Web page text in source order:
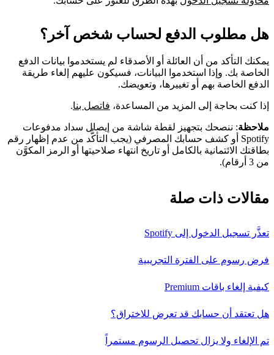
هل مطلوب الدفع لحساب شخص آخر؟
يمكنك التأكد من أن العائلة أو الأصدقاء لم يستخدموا بيانات الدفع
الخاصة بك. وإذا استخدموا البيانات، فسيكون عليهم إلغاء طريقة
الدفع الخاصة بهم أو تغييرها، وتعويضك.
إذا كنت بحاجة إلى المزيد من المساعدة، فاتصل بنا.
ملاحظة: ننصحك بتجهيز لقطة شاشة من إيصال سداد مدفوعات
Spotify أو كشف حسابك المصرفي (يجب التأكُّد من عدم إظهار رقم
بطاقتك الائتمانية بالكامل أو تاريخ انتهاء صلاحيتها أو الرمز المكوَّن
من 3 أرقام).
مقالات ذات صلة
تعذَّر تسجيل الدخول إلى Spotify
فرض رسوم على الفترة التجريبية
كيفية إلغاء باقات Premium
هل تعتقد أن حسابك قد تعرض للاختراق؟
تم الإلغاء ولا يزال تحصيل الرسوم مستمراً